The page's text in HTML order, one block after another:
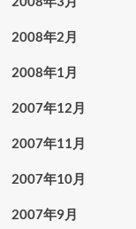
2008年2月
2008年1月
2007年12月
2007年11月
2007年10月
2007年9月